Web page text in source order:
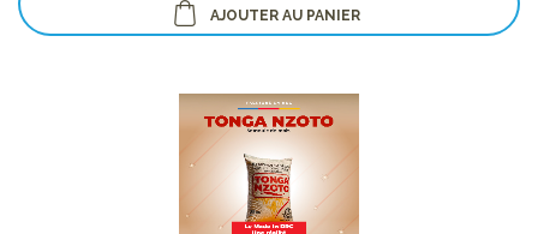
AJOUTER AU PANIER